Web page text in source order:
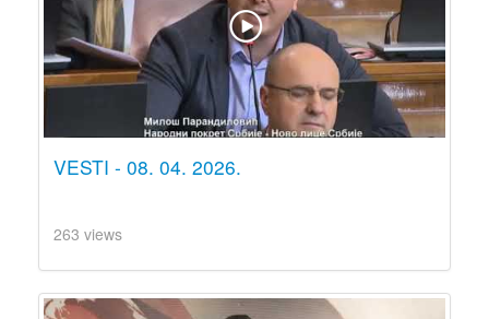
VESTI - 08. 04. 2026.
263 views